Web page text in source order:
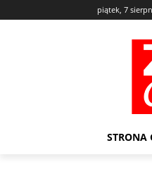
piątek, 7
STRONA